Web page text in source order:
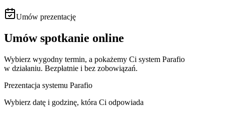
Umów prezentację
Umów spotkanie online
Wybierz wygodny termin, a pokażemy Ci system Parafio
w działaniu. Bezpłatnie i bez zobowiązań.
Prezentacja systemu Parafio
Wybierz datę i godzinę, która Ci odpowiada